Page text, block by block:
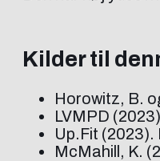
Kilder til
Horowitz, B.
LVMPD
Up.Fit (2023).
McMahill, K.